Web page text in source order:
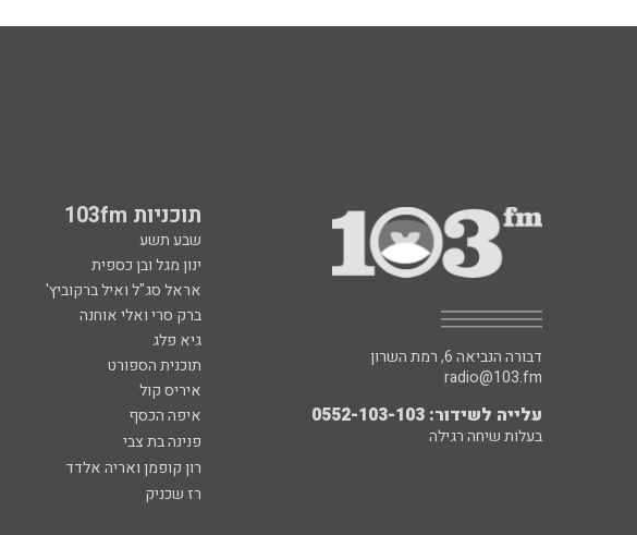
תוכניות 103fm
שבע תשע
ינון מגל ובן כספית
אראל סג"ל ואיל ברקוביץ'
ברק סרי ואלי אוחנה
גיא פלג
תוכנית הספורט
איריס קול
איפה הכסף
פנינה בת צבי
רון קופמן ואריה אלדד
רז שכניק
דבורה הנביאה 6, רמת השרון
radio@103.fm
עלייה לשידור: 0552-103-103
בעלות שיחה רגילה